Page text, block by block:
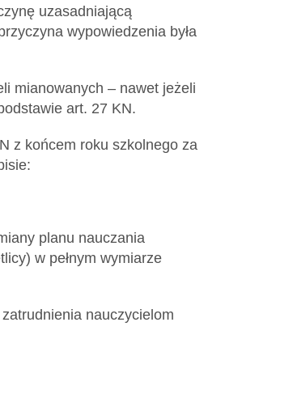
uzasadniającą
wypowiedzenia była
mianowanych – nawet jeżeli
art. 27 KN.
z końcem roku szkolnego za
planu nauczania
w pełnym wymiarze
nauczycielom